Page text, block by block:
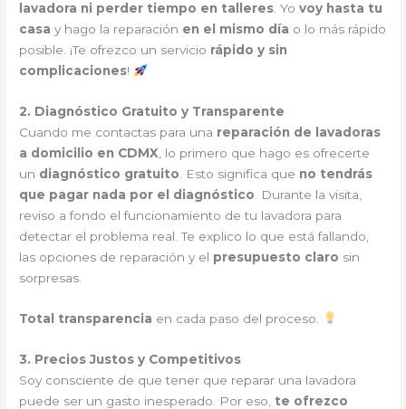
lavadora ni perder tiempo en talleres . Yovoy hasta tu
casa y hago la reparación en el mismo día o lo más rápido
posible. ¡Te ofrezco un servicio rápido y sin
complicaciones!
2. Diagnóstico Gratuito y Transparente
Cuando me contactas para una reparación de lavadoras
a domicilio en CDMX , lo primero que hago es ofrecerte
un diagnóstico gratuito . Esto significa que no tendrás
que pagar nada por el diagnóstico . Durante la visita,
reviso a fondo el funcionamiento de tu lavadora para
detectar el problema real. Te explico lo que está fallando,
las opciones de reparación y el presupuesto claro sin
sorpresas.
Total transparencia en cada paso del proceso.
3. Precios Justos y Competitivos
Soy consciente de que tener que reparar una lavadora
puede ser un gasto inesperado. Por eso, te ofrezco